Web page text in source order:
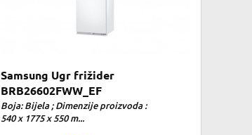
Samsung Ugr frižider
BRB26602FWW_EF
Boja: Bijela ; Dimenzije proizvoda :
540 x 1775 x 550 m...